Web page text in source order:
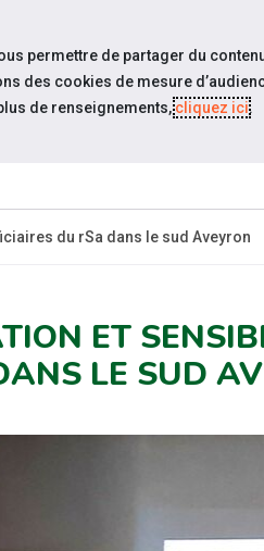
QUI
du rSa dans le sud Aveyron
ET
LE SUD
permettre de partager du
des cookies de mesure
de renseignements,cliquez ici.